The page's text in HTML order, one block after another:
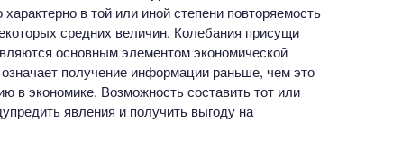
в той или иной степени повторяемость
средних величин. Колебания присущи
основным элементом экономической
получение информации раньше, чем это
в экономике. Возможность составить тот или
явления и получить выгоду на